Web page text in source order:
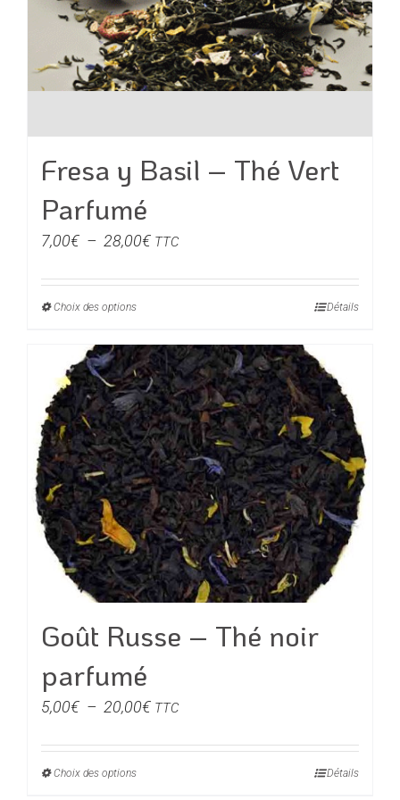
Fresa y Basil – Thé Vert
Parfumé
7,00€ – 28,00€Plage
prix :
28,00€
TTC
Choix des optionsCe
a
plusieurs
variations.
Les
options
peuvent
être
choisies
sur
la
page
produit
Détails
Goût Russe – Thé noir
parfumé
5,00€ – 20,00€Plage
prix :
TTC
Choix des optionsCe
Détails